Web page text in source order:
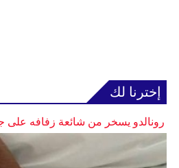
إخترنا لك
رونالدو يسخر من شائعة زفافه على